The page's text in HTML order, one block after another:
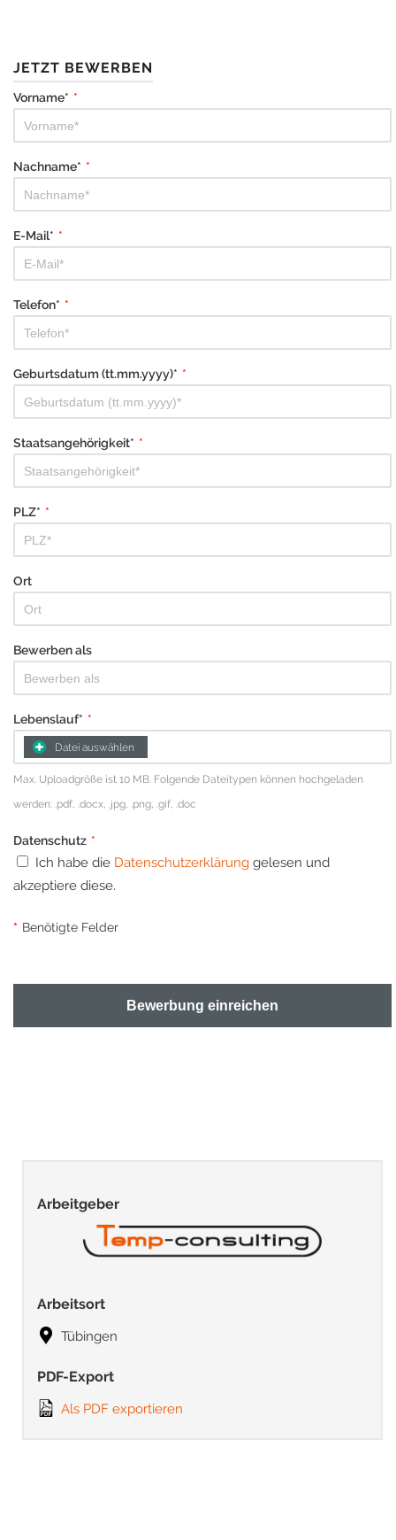
JETZT BEWERBEN
Vorname* *
Nachname* *
E-Mail* *
Telefon* *
Geburtsdatum (tt.mm.yyyy)* *
Staatsangehörigkeit* *
PLZ* *
Ort
Bewerben als
Lebenslauf* *
Datei auswählen
Max. Uploadgröße ist 10 MB. Folgende Dateitypen können hochgeladen
werden: .pdf, .docx, .jpg, .png, .gif, .doc
Datenschutz *
Ich habe die Datenschutzerklärung gelesen und
akzeptiere diese.
* Benötigte Felder
Bewerbung einreichen
Arbeitgeber
Arbeitsort
Tübingen
PDF-Export
Als PDF exportieren